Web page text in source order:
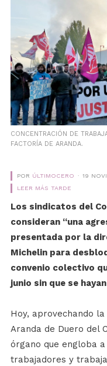
CONCENTRACIÓN DE
FACTORÍA DE ARANDA.
POR ÚLTIMOCERO
19
LEER MÁS TARDE
Los sindicatos del
consideran “una
presentada por la
Michelin para
convenio colectivo
junio sin que se
Hoy, aprovechando
Aranda de Duero del
órgano que engloba
trabajadores y